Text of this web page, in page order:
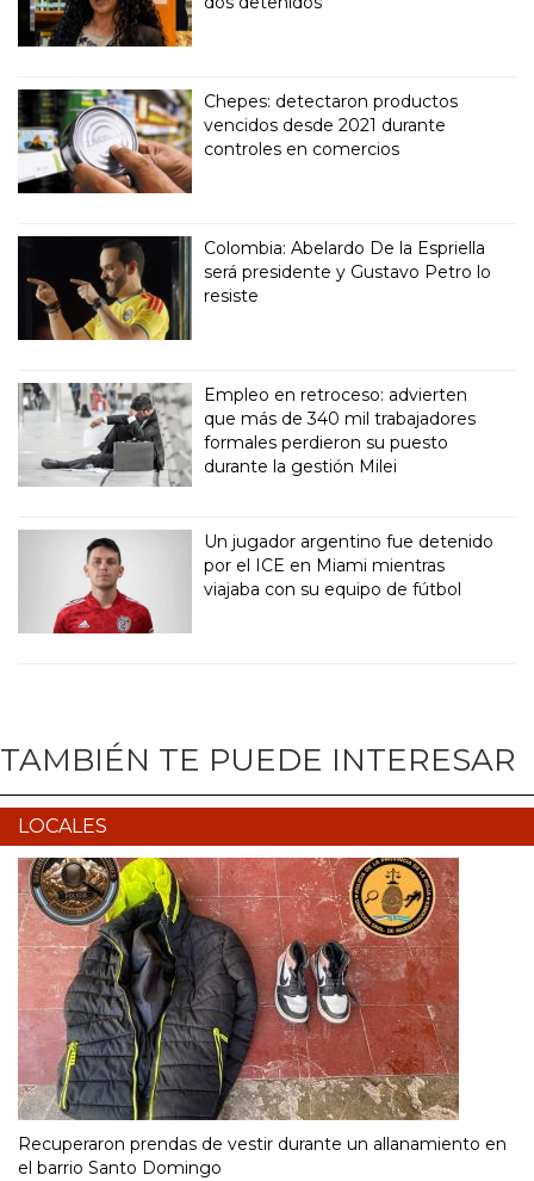
Chepes: detectaron productos
vencidos desde 2021 durante
controles en comercios
Colombia: Abelardo De la Espriella
será presidente y Gustavo Petro lo
resiste
Empleo en retroceso: advierten
que más de 340 mil trabajadores
formales perdieron su puesto
durante la gestión Milei
Un jugador argentino fue detenido
por el ICE en Miami mientras
viajaba con su equipo de fútbol
TAMBIÉN TE PUEDE INTERESAR
LOCALES
Recuperaron prendas de vestir durante un allanamiento en
el barrio Santo Domingo